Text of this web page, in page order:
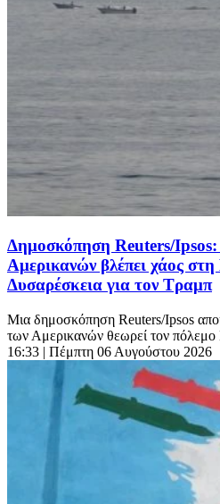
Δημοσκόπηση Reuters/
Αμερικανών βλέπει χάος
Δυσαρέσκεια για τον Τραμπ
Μια δημοσκόπηση Reuters/Ipsos
των Αμερικανών θεωρεί τον
16:33 | Πέμπτη 06 Αυγούστου 2026